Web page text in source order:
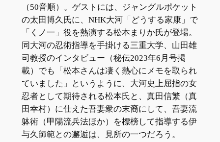
（50音順）。ゲストには、ジャングルポケット
の太田博久氏に、NHK大河「どうする家康」で
「くノ一」役を熱演する松本まりか氏が登場。
同大河の忍術指導を手掛ける三重大学、山田雄
司教授のインタビュー（秘伝2023年6月号掲
載）でも「松本さんは凄く熱心にメモを取られ
ていました」というように、大河史上屈指の女
忍者として期待される松本氏と、真田信繁（真
田幸村）に仕えた吾妻衆の末裔にして、吾妻流
躰術（甲陽流兵法ほか）を標榜して指導する伊
与久師範との邂逅は、見所の一つだろう。